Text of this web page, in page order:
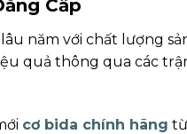
Cấp
năm với chất lượng
quả thông qua các
cơ bida chính hãng